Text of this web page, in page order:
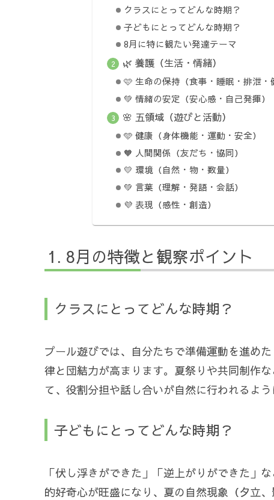
クラスにとってどんな時期？
子どもにとってどんな時期？
8月に特に観たい発達テーマ
🌿 養護（生活・情緒）
🩷 生命の保持（食事・睡眠・排泄・
💚 情緒の安定（安心感・自己発揮）
🌸 五領域（遊びと活動）
🩵 健康（身体機能・運動・安全）
🧡 人間関係（友だち・協同）
💛 環境（自然・物・数量）
💚 言葉（理解・発語・会話）
💜 表現（感性・創造）
8月の特徴と観察ポイント
クラスにとってどんな時期？
プール遊びでは、自分たちで準備運動を進め
律と団結力が高まります。夏祭りや共同制作
て、役割分担や話し合いが自然に行われるよう
子どもにとってどんな時期？
「伏し浮きができた」「逆上がりができた」
的好奇心が旺盛になり、夏の自然現象（夕立